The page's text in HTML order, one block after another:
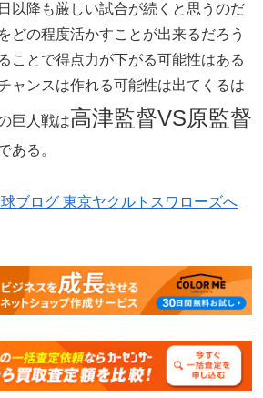
以降も厳しい試合が続くと思うのだ
どの程度活かすことが出来るだろう
ことで得点力が下がる可能性はある
ャンスは作れる可能性は出てくるは
巨人戦は高津監督VS原監督
ある。